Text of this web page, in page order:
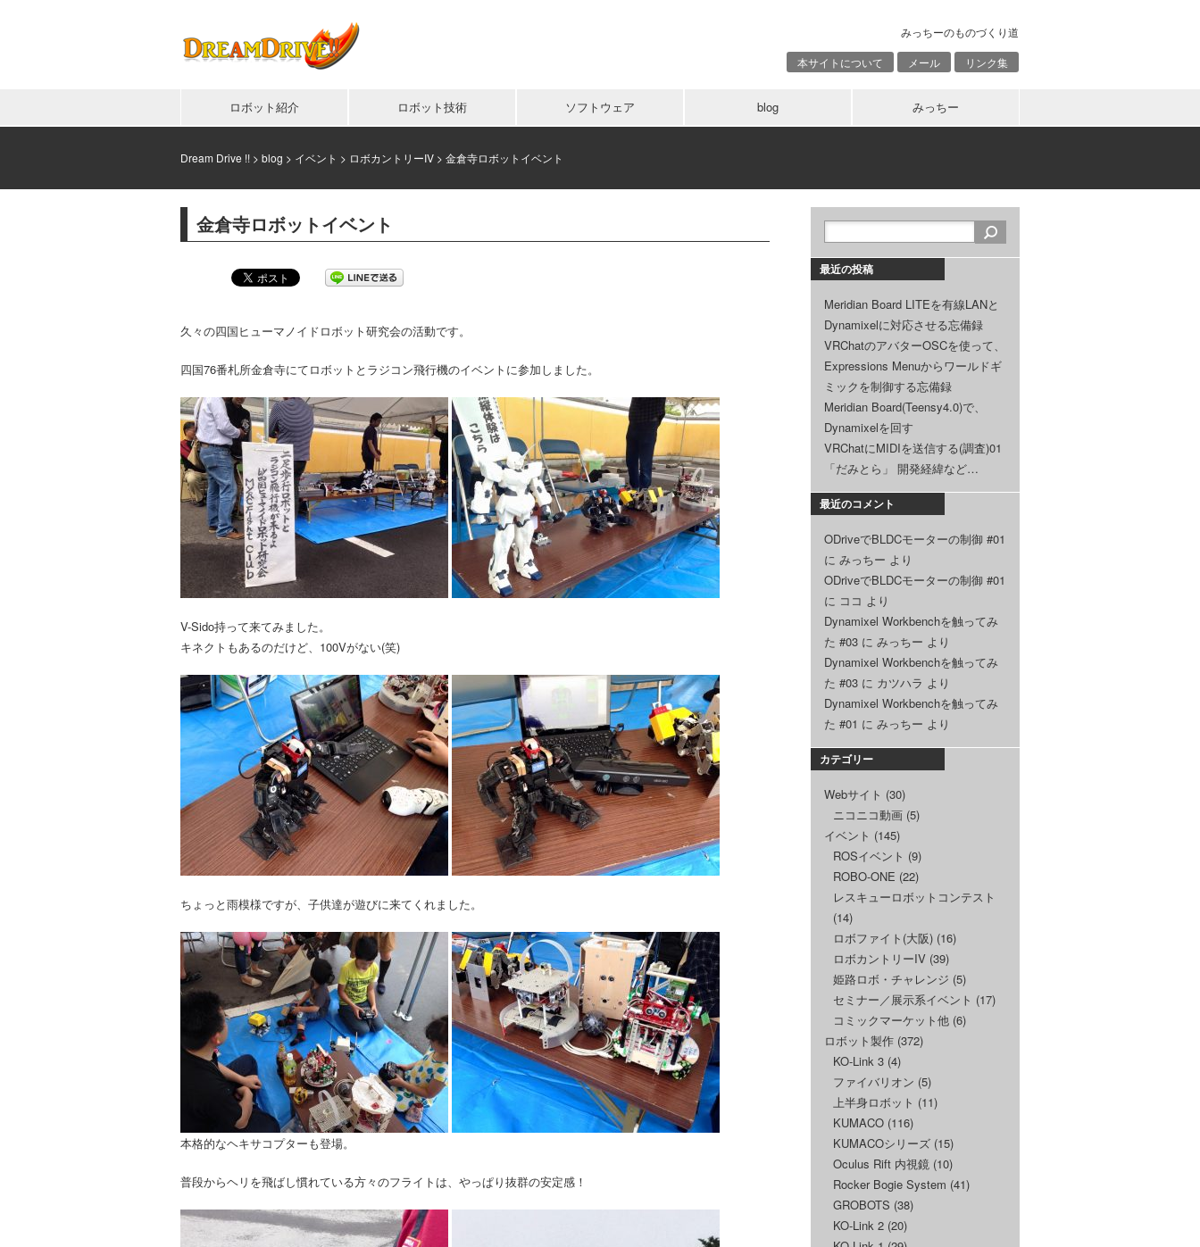
みっちーのものづくり道
本サイトについて
メール リンク集
ロボット紹介 ロボット技術 ソフトウェア blog みっちー
Dream Drive !! > blog > イベント > ロボカントリーIV > 金倉寺ロボットイベント
金倉寺ロボットイベント
久々の四国ヒューマノイドロボット研究会の活動です。
四国76番札所金倉寺にてロボットとラジコン飛行機のイベントに参加しました。
V-Sido持って来てみました。
キネクトもあるのだけど、100Vがない(笑)
ちょっと雨模様ですが、子供達が遊びに来てくれました。
本格的なヘキサコプターも登場。
普段からヘリを飛ばし慣れている方々のフライトは、やっぱり抜群の安定感！
最近の投稿
Meridian Board LITEを有線LANと
Dynamixelに対応させる忘備録
VRChatのアバターOSCを使って、
Expressions Menuからワールドギ
ミックを制御する忘備録
Meridian Board(Teensy4.0)で、
Dynamixelを回す
VRChatにMIDIを送信する(調査)01
「だみとら」 開発経緯など…
最近のコメント
ODriveでBLDCモーターの制御 #01
に みっちー より
ODriveでBLDCモーターの制御 #01
に ココ より
Dynamixel Workbenchを触ってみ
た #03 に みっちー より
Dynamixel Workbenchを触ってみ
た #03 に カツハラ より
Dynamixel Workbenchを触ってみ
た #01 に みっちー より
カテゴリー
Webサイト (30)
ニコニコ動画 (5)
イベント (145)
ROSイベント (9)
ROBO-ONE (22)
レスキューロボットコンテスト
(14)
ロボファイト(大阪) (16)
ロボカントリーIV (39)
姫路ロボ・チャレンジ (5)
セミナー／展示系イベント (17)
コミックマーケット他 (6)
ロボット製作 (372)
KO-Link 3 (4)
ファイバリオン (5)
上半身ロボット (11)
KUMACO (116)
KUMACOシリーズ (15)
Oculus Rift 内視鏡 (10)
Rocker Bogie System (41)
GROBOTS (38)
KO-Link 2 (20)